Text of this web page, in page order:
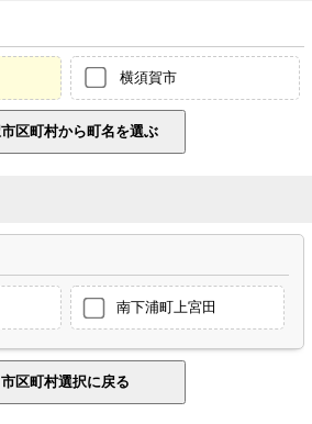
横須賀市
南下浦町上宮田